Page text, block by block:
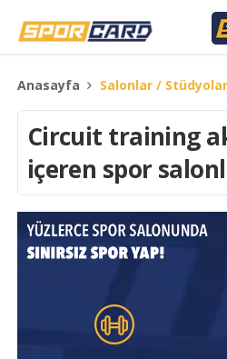
Anasayfa Salonlar / Stüdyolar
Circuit training
içeren spor